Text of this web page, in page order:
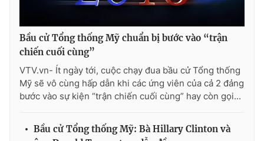
Thị trường 24h Tấm lòng Việt
VTV4 Vươn mình bằng AI
VTV9 VTV8
Liên hệ tòa soạn English
Bầu cử Tổng thống Mỹ chuẩn bị bước vào “trận
chiến cuối cùng”
VTV.vn- Ít ngày tới, cuộc chạy đua bầu cử Tổng thống
Mỹ sẽ vô cùng hấp dẫn khi các ứng viên của cả 2 đảng
bước vào sự kiện “trận chiến cuối cùng” hay còn gọi...
Bầu cử Tổng thống Mỹ: Bà Hillary Clinton và